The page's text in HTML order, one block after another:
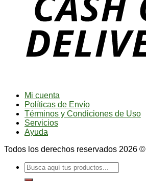
Mi cuenta
Políticas de Envío
Términos y Condiciones de Uso
Servicios
Ayuda
Todos los derechos reservados 2026 ©
Buscar
por: